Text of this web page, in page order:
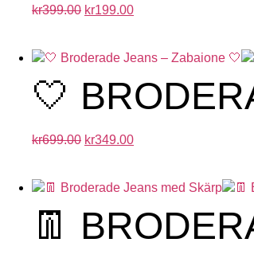
kr399.00 kr199.00
🤍
kr699.00 kr349.00
👖